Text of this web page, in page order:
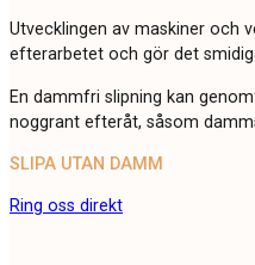
Utvecklingen av maskiner och
efterarbetet och gör det
En dammfri slipning kan
noggrant efteråt, såsom
SLIPA UTAN DAMM
Ring oss direkt